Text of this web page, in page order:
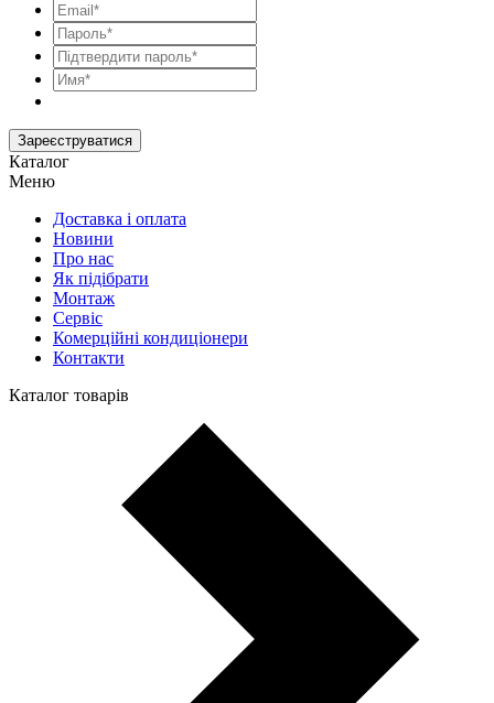
Зареєструватися
Каталог
Меню
Доставка і оплата
Новини
Про нас
Як підібрати
Монтаж
Сервіс
Комерційні кондиціонери
Контакти
Каталог товарів